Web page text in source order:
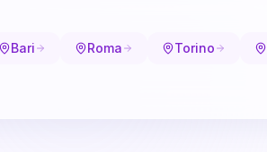
Bari Roma Torino